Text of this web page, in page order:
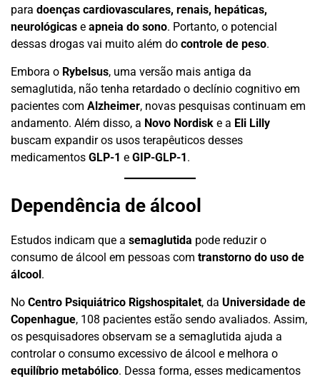
para doenças cardiovasculares, renais, hepáticas,
neurológicas e apneia do sono. Portanto, o potencial
dessas drogas vai muito além do controle de peso.
Embora o Rybelsus, uma versão mais antiga da
semaglutida, não tenha retardado o declínio cognitivo em
pacientes com Alzheimer, novas pesquisas continuam em
andamento. Além disso, a Novo Nordisk e a Eli Lilly
buscam expandir os usos terapêuticos desses
medicamentos GLP-1 e GIP-GLP-1.
Dependência de álcool
Estudos indicam que a semaglutida pode reduzir o
consumo de álcool em pessoas com transtorno do uso de
álcool .
No Centro Psiquiátrico Rigshospitalet, da Universidade de
Copenhague, 108 pacientes estão sendo avaliados. Assim,
os pesquisadores observam se a semaglutida ajuda a
controlar o consumo excessivo de álcool e melhora o
equilíbrio metabólico. Dessa forma, esses medicamentos